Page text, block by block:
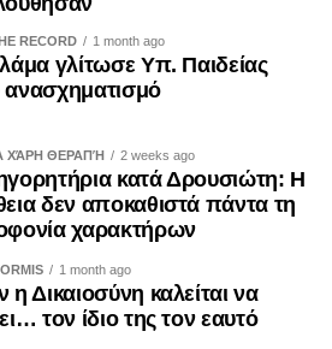
το Ισραήλ εστιάζεται στις
η κατάπαυση του πυρός καλύπτει
στο Ισραήλ και τη
μιας οριστικής διευθέτησης
ξεκαθάρισε στο Axios ότι το
RECORD 1 month ago
γλίτωσε Υπ. Παιδείας
ΧΆΡΗ ΘΕΡΑΠΉ 2 weeks ago
κατά Δρουσιώτη: Η
δεν αποκαθιστά πάντα τη
χαρακτήρων
1 month ago
η Δικαιοσύνη καλείται να
τον ίδιο της τον εαυτό